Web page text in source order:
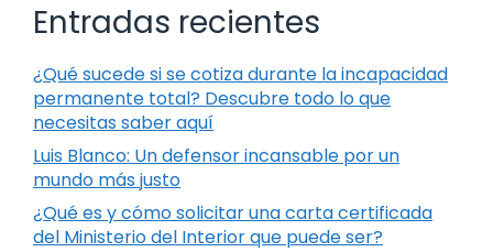
Entradas recientes
¿Qué sucede si se cotiza durante la incapacidad
permanente total? Descubre todo lo que
necesitas saber aquí
Luis Blanco: Un defensor incansable por un
mundo más justo
¿Qué es y cómo solicitar una carta certificada
del Ministerio del Interior que puede ser?